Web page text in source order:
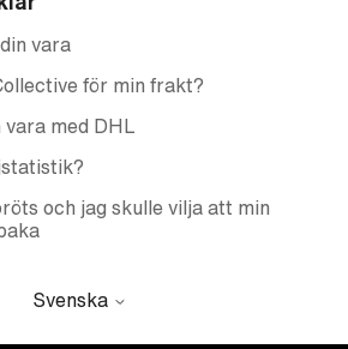
vara
för min frakt?
med DHL
och jag skulle vilja att min
Svenska